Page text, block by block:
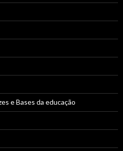
e Bases da educação